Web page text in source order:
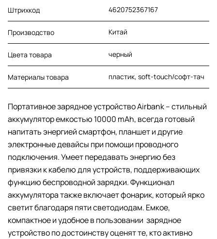
Штрихкод 4620752367167
Производство Китай
Цвета товара черный
Материалы товара пластик, soft-touch/софт-тач
Портативное зарядное устройство Airbank – стильный
аккумулятор емкостью 10000 mAh, всегда готовый
напитать энергией смартфон, планшет и другие
электронные девайсы при помощи проводного
подключения. Умеет передавать энергию без
привязки к кабелю для устройств, поддерживающих
функцию беспроводной зарядки. Функционал
аккумулятора также включает фонарик, который ярко
светит благодаря пяти светодиодам. Емкое,
компактное и удобное в пользовании зарядное
устройство по достоинству оценят те, кто активно